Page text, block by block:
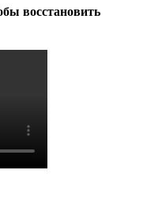
восстановить